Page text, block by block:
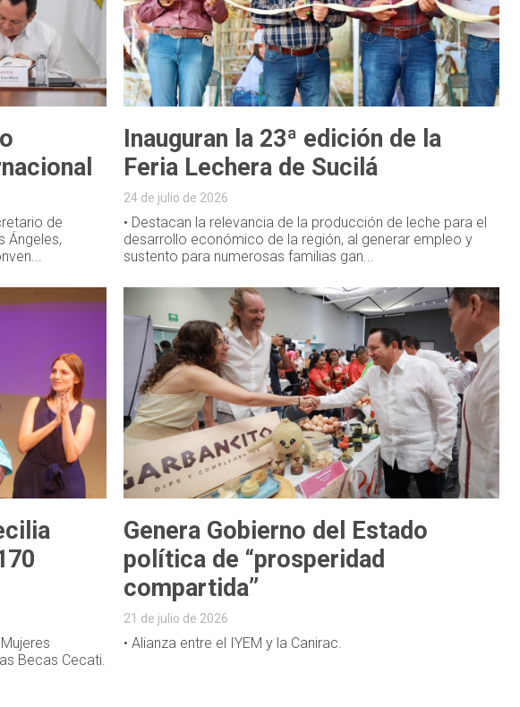
de
Ángeles,
Inauguran la 23ª edición de la
Feria Lechera de Sucilá
24 de julio de 2026
• Destacan la relevancia de la producción de leche para el
desarrollo económico de la región, al generar empleo y
sustento para numerosas familias gan...
Becas Cecati.
Genera Gobierno del Estado
política de “prosperidad
compartida”
21 de julio de 2026
• Alianza entre el IYEM y la Canirac.